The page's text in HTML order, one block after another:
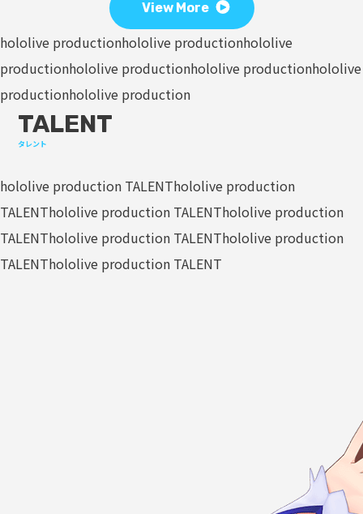
View More
hololive productionhololive productionhololive
productionhololive productionhololive productionhololive
productionhololive production
TALENT
タレント
hololive production TALENThololive production
TALENThololive production TALENThololive production
TALENThololive production TALENThololive production
TALENThololive production TALENT